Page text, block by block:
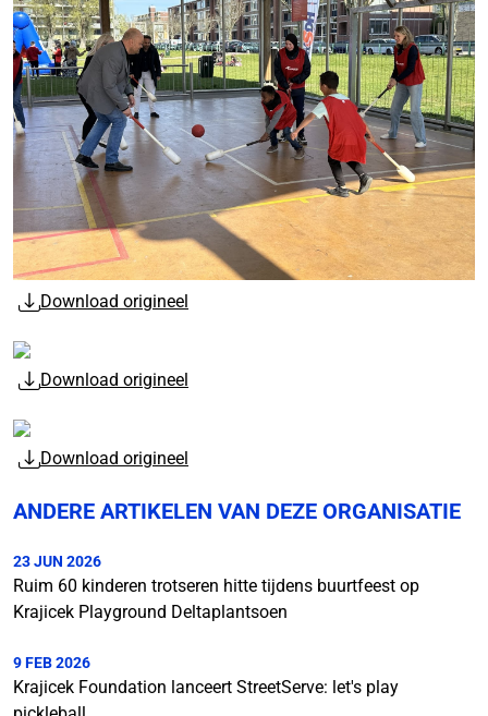
Download origineel
Download origineel
Download origineel
ANDERE ARTIKELEN VAN DEZE ORGANISATIE
23 JUN 2026
Ruim 60 kinderen trotseren hitte tijdens buurtfeest op
Krajicek Playground Deltaplantsoen
9 FEB 2026
Krajicek Foundation lanceert StreetServe: let's play